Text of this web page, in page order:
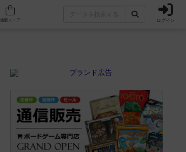
人気ボードゲーム ログイン